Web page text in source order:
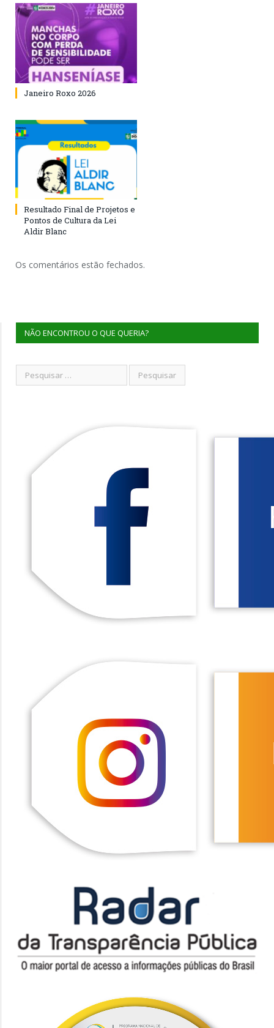
Janeiro Roxo 2026
Resultado Final de Projetos e
Pontos de Cultura da Lei
Aldir Blanc
Os comentários estão fechados.
NÃO ENCONTROU O QUE QUERIA?